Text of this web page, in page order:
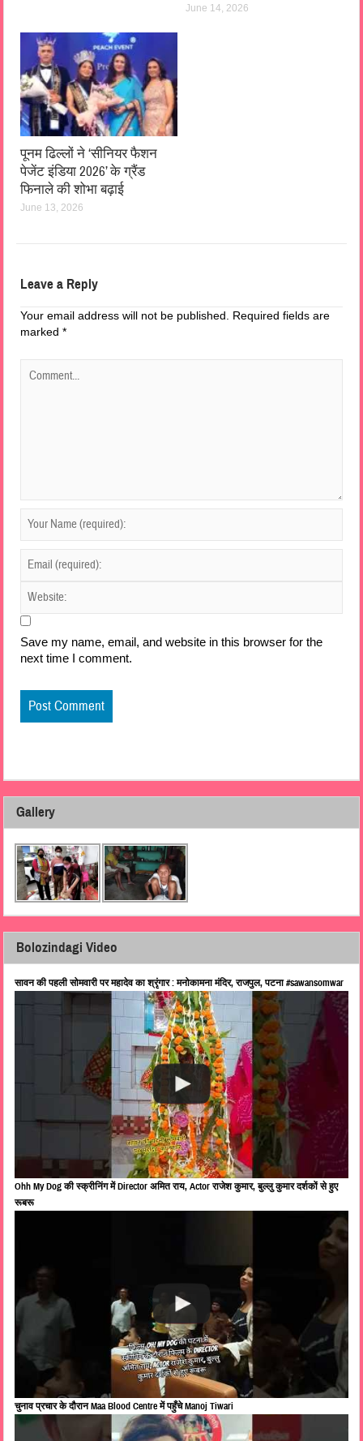
June 14, 2026
पूनम ढिल्लों ने ‘सीनियर फैशन
पेजेंट इंडिया 2026’ के ग्रैंड
फिनाले की शोभा बढ़ाई
June 13, 2026
Leave a Reply
Your email address will not be published.
Required fields are
marked*
Save my name, email, and website in this browser for the
next time I comment.
Gallery
Bolozindagi Video
सावन की पहली सोमवारी पर महादेव का श्रृंगार : मनोकामना मंदिर, राजपुल, पटना #sawansomwar
Ohh My Dog की स्क्रीनिंग में Director अमित राय, Actor राजेश कुमार, बुल्लु कुमार दर्शकों से हुए
रूबरू
चुनाव प्रचार के दौरान Maa Blood Centre में पहुँचे Manoj Tiwari